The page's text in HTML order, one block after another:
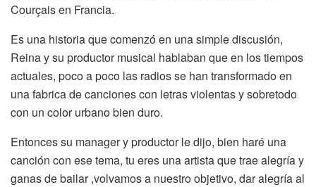
Courçais en Francia.
Es una historia que comenzó en una simple discusión,
Reina y su productor musical hablaban que en los tiempos
actuales, poco a poco las radios se han transformado en
una fabrica de canciones con letras violentas y sobretodo
con un color urbano bien duro.
Entonces su manager y productor le dijo, bien haré una
canción con ese tema, tu eres una artista que trae alegría y
ganas de bailar ,volvamos a nuestro objetivo, dar alegría al